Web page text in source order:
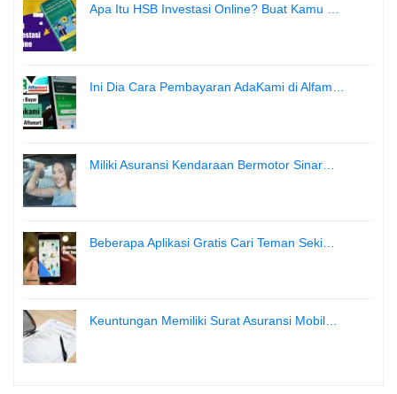
Apa Itu HSB Investasi Online? Buat Kamu …
Ini Dia Cara Pembayaran AdaKami di Alfam…
Miliki Asuransi Kendaraan Bermotor Sinar…
Beberapa Aplikasi Gratis Cari Teman Seki…
Keuntungan Memiliki Surat Asuransi Mobil…